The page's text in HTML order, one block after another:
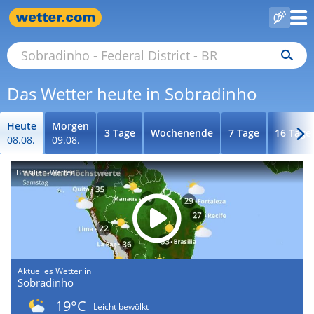
Das Wetter heute in Sobradinho
Heute
08.08.
Morgen
09.08.
3 Tage Wochenende 7 Tage 16 Tage
Brasilien-Wetter
Aktuelles Wetter in
Sobradinho
19°C
Leicht bewölkt